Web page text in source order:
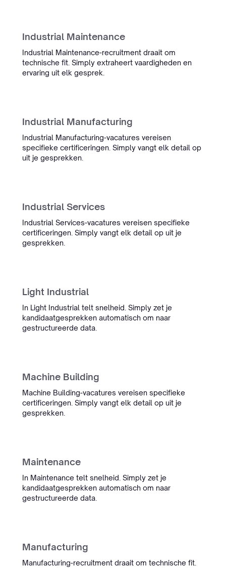
“Werken met Simply is top. Hun
AI integreert naadloos in ons ATS.
Account Executive
“Werken met Simply bespaart
ons team tijd en heeft onze
nauwkeurigheid flink verbeterd.
We zijn erg blij en benieuwd naar
Data & Marketing Consultant
Helder Maritiem
netjes opgepakt. Onze kandidaat-
CV's zien er nu echt professioneel
uit in onze eigen huisstijl, en het
team staat altijd klaar voor
Oceanwide
CV's. Intern stond er zelfs een
doos wijn op dat het niet ging
Industrial Maintenance
Industrial Maintenance-recruitment draait om
technische fit. Simply extraheert vaardigheden en
ervaring uit elk gesprek.
Industrial Manufacturing
Industrial Manufacturing-vacatures vereisen
specifieke certificeringen. Simply vangt elk detail op
uit je gesprekken.
Industrial Services
Industrial Services-vacatures vereisen specifieke
certificeringen. Simply vangt elk detail op uit je
gesprekken.
Light Industrial
In Light Industrial telt snelheid. Simply zet je
kandidaatgesprekken automatisch om naar
gestructureerde data.
Machine Building
Machine Building-vacatures vereisen specifieke
certificeringen. Simply vangt elk detail op uit je
gesprekken.
Maintenance
In Maintenance telt snelheid. Simply zet je
kandidaatgesprekken automatisch om naar
gestructureerde data.
Manufacturing
Manufacturing-recruitment draait om technische fit.